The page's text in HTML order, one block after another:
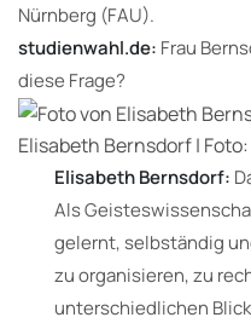
Nürnberg (FAU).
studienwahl.de: Frau
diese Frage?
Elisabeth Bernsdorf |
Elisabeth Bernsdorf:
Als
gelernt, selbständig
zu organisieren, zu
unterschiedlichen